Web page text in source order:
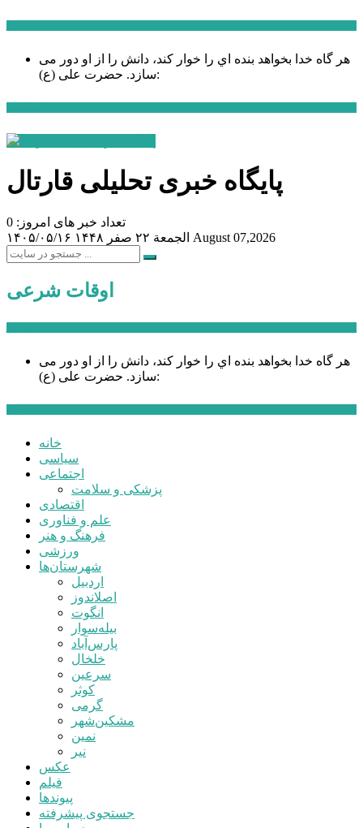
هر گاه خدا بخواهد بنده اي را خوار كند، دانش را از او دور می
سازد.حضرت علی (ع):
پایگاه خبری تحلیلی قارتال
تعداد خبر های امروز: 0
۱۴۰۵/۰۵/۱۶
الجمعة ۲۲ صفر ۱۴۴۸ August 07,2026
اوقات شرعی
هر گاه خدا بخواهد بنده اي را خوار كند، دانش را از او دور می
سازد.حضرت علی (ع):
خانه
سیاسی
اجتماعی
پزشکی و سلامت
اقتصادی
علم و فناوری
فرهنگ و هنر
ورزشی
شهرستان‌ها
اردبیل
اصلاندوز
انگوت
بیله‌سوار
پارس‌آباد
خلخال
سرعین
کوثر
گرمی
مشکین‌شهر
نمین
نیر
عکس
فیلم
پیوندها
جستجوی پیشرفته